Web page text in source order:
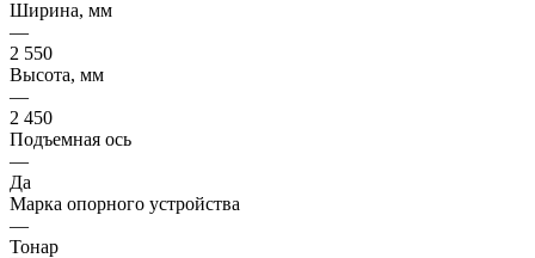
Ширина, мм
—
2 550
Высота, мм
—
2 450
Подъемная ось
—
Да
Марка опорного устройства
—
Тонар